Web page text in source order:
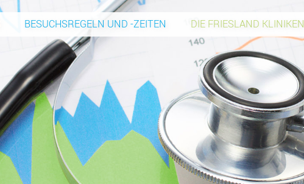
BESUCHSREGELN UND -ZEITEN DIE FRIESLAND KLINIKEN